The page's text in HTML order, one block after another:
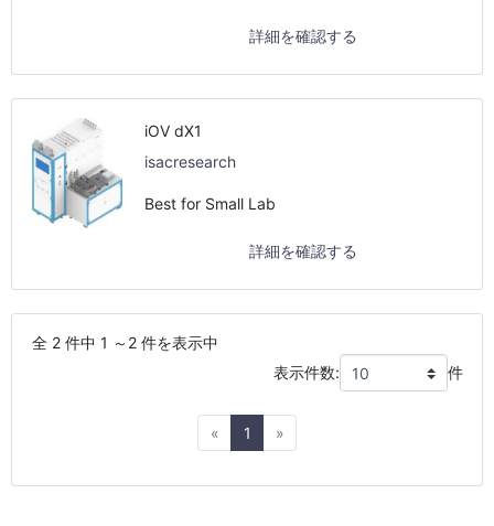
詳細を確認する
iOV dX1
isacresearch
Best for Small Lab
詳細を確認する
全 2 件中 1 ～2 件を表示中
表示件数:
件
« Previous
1 »Next